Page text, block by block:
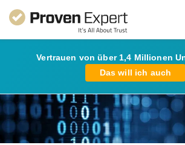
Vertrauen von über 1,4 Millionen
Das will ich auch